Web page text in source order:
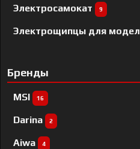
Электросамокат 9
Электрощипцы для
Бренды
MSI 16
Darina 2
Aiwa 4